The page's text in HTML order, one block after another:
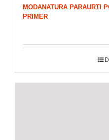
MODANATURA PARAURTI
PRIMER